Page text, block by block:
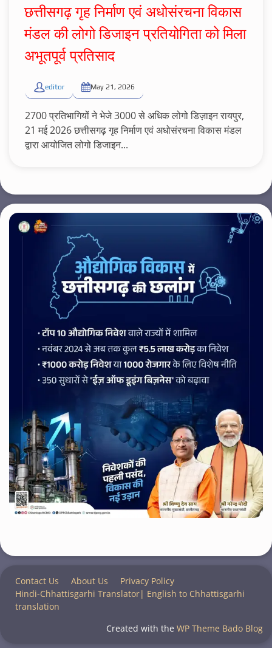
छत्तीसगढ़ गृह निर्माण एवं अधोसंरचना विकास
मंडल की लोगो डिजाइन प्रतियोगिता को मिला
अभूतपूर्व प्रतिसाद
editor May 21, 2026
2700 प्रतिभागियों ने भेजे 3000 से अधिक लोगो डिज़ाइन रायपुर,
21 मई 2026 छत्तीसगढ़ गृह निर्माण एवं अधोसंरचना विकास मंडल
द्वारा आयोजित लोगो डिजाइन...
Contact Us About Us
Privacy Policy
Hindi-Chhattisgarhi Translator| English to Chhattisgarhi
translation
Created with the WP Theme Bado Blog